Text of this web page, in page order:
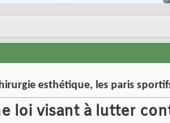
esthétique, les paris
loi visant à lutter